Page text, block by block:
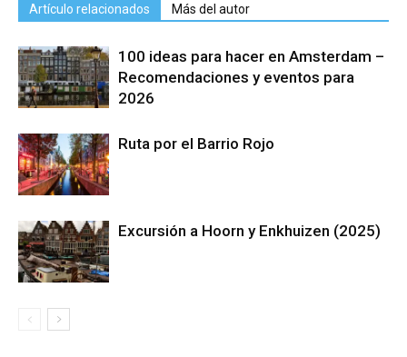
Artículo relacionados Más del autor
100 ideas para hacer en Amsterdam –
Recomendaciones y eventos para
2026
Ruta por el Barrio Rojo
Excursión a Hoorn y Enkhuizen (2025)